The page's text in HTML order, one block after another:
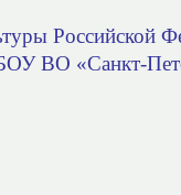
Российской
ВО «Санкт-